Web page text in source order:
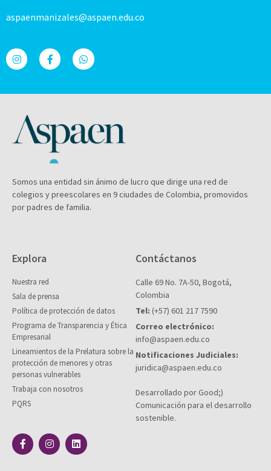
aspaenmanizales@aspaen.edu.co
Somos una entidad sin ánimo de lucro que dirige una red de
colegios y preescolares en 9 ciudades de Colombia, promovidos
por padres de familia.
Explora
Nuestra red
Sala de prensa
Política de protección de datos
Programa de Transparencia y Ética
Empresarial
Lineamientos de la Prelatura sobre la
protección de menores y otras
personas vulnerables
Trabaja con nosotros
PQRS
Contáctanos
Calle 69 No. 7A-50, Bogotá,
Colombia
Tel: (+57) 601 217 7590
Correo electrónico:
info@aspaen.edu.co
Notificaciones Judiciales:
juridica@aspaen.edu.co
Desarrollado por Good;)
Comunicación para el desarrollo
sostenible.